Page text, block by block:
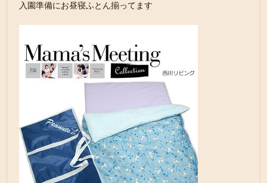
入園準備にお昼寝ふとん揃ってます